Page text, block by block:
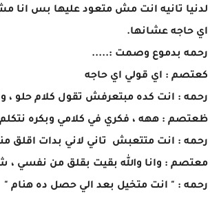
لدنيا تانيه انت مش متعود عليها بس انا
اي حاجه عشانها.
رحمه بدموع وصمت :.....
كعتصم : اي قولي اي حاجه
رحمه : انت كده مبتعرفش تقول كلام حلو ،
ظعتصم : ههه ، فكري في كلامي وبكره
رحمه : انت متتعبش تاني لاني بدات اقلق
معتصم : وانا والله بقيت بقلق من نفسي ،
رحمه : " انت متخيل بعد الي حصل ده هنام "